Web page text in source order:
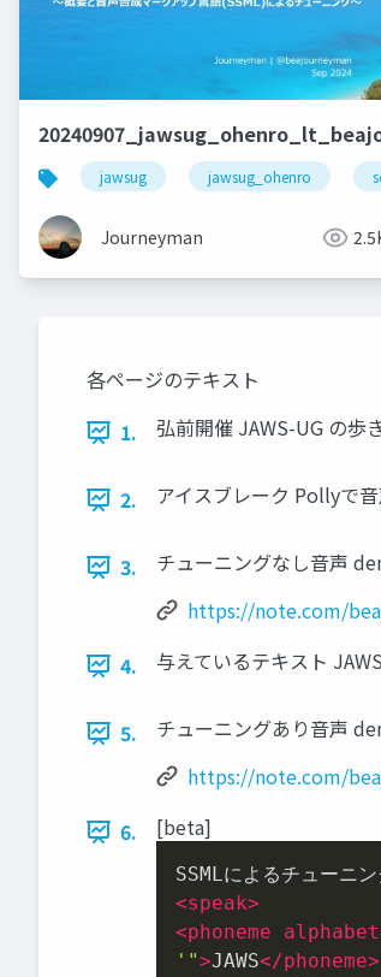
jawsug jawsug_ohenro
Journeyman
各ページのテキスト
1.
弘前開催 JAWS-UG の
2. アイスブレーク Pollyで
3.
チューニングなし音声
https://note.com/
4.
与えているテキスト
5.
チューニングあり音声
https://note.com/
6.
[beta]
<speak>
<phoneme alphabet
'">JAWS</phoneme>